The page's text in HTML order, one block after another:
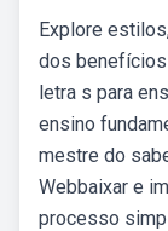
Explore
dos benefícios
letra s para
ensino
mestre do
Webbaixar e
processo